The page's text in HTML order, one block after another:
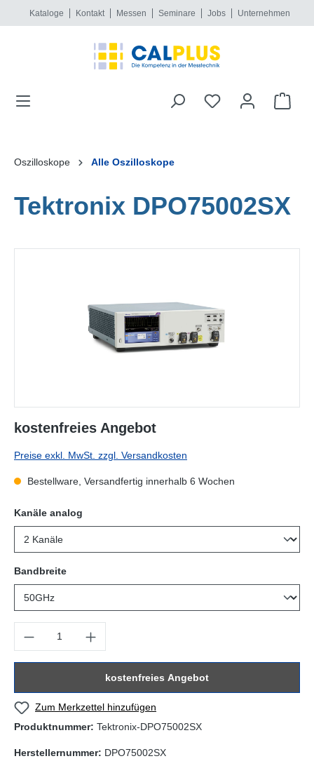
springen
Kataloge Kontakt Messen Seminare Jobs Unternehmen
Oszilloskope Alle Oszilloskope
Tektronix DPO75002SX
kostenfreies Angebot
Preise exkl. MwSt. zzgl. Versandkosten
Bestellware, Versandfertig innerhalb 6 Wochen
Kanäle analog
Bandbreiteauswählen
kostenfreies Angebot
Zum Merkzettel hinzufügen
Produktnummer: Tektronix-DPO75002SX
Herstellernummer: DPO75002SX